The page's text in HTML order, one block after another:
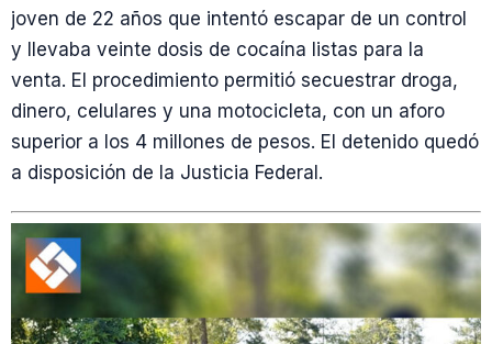
joven de 22 años que intentó escapar de un control
y llevaba veinte dosis de cocaína listas para la
venta. El procedimiento permitió secuestrar droga,
dinero, celulares y una motocicleta, con un aforo
superior a los 4 millones de pesos. El detenido quedó
a disposición de la Justicia Federal.